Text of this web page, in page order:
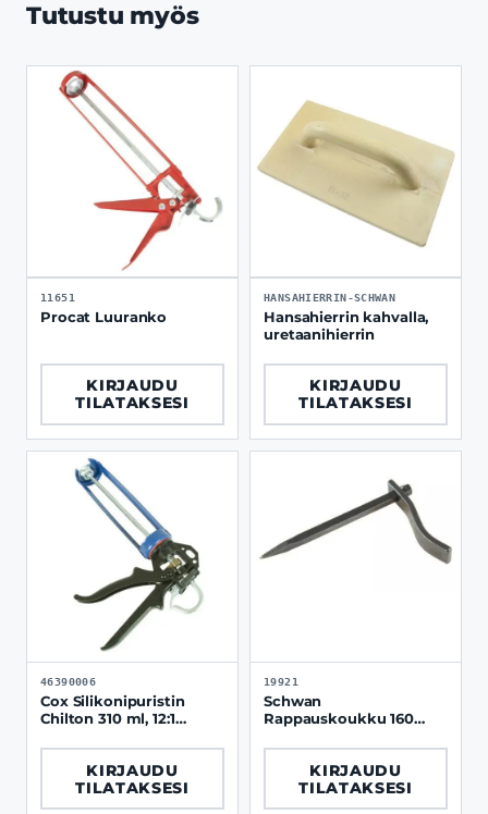
Tutustu myös
11651
Procat Luuranko
KIRJAUDU
TILATAKSESI
HANSAHIERRIN-SCHWAN
Hansahierrin kahvalla,
uretaanihierrin
KIRJAUDU
TILATAKSESI
46390006
Cox Silikonipuristin
Chilton 310 ml, 12:1
KIRJAUDU
TILATAKSESI
19921
Schwan
Rappauskoukku 160
KIRJAUDU
TILATAKSESI